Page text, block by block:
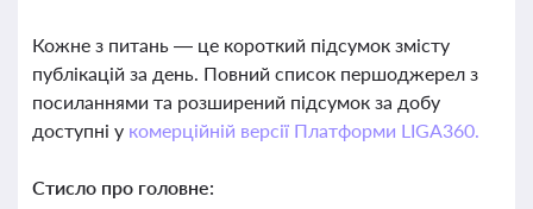
Кожне з питань — це короткий підсумок змісту
публікацій за день. Повний список першоджерел з
посиланнями та розширений підсумок за добу
доступні у комерційній версії Платформи LIGA360.
Стисло про головне: